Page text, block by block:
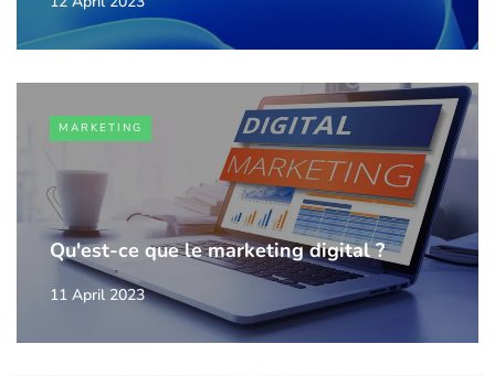
MARKETING
Qu'est-ce que le marketing digital ?
11 April 2023